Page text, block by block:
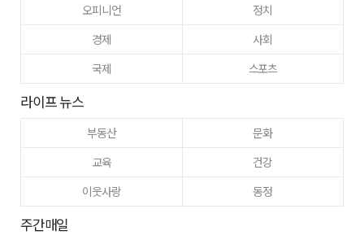
오피니언
정치
경제
사회
국제
스포츠
라이프 뉴스
부동산
문화
교육
건강
이웃사랑
동정
주간매일